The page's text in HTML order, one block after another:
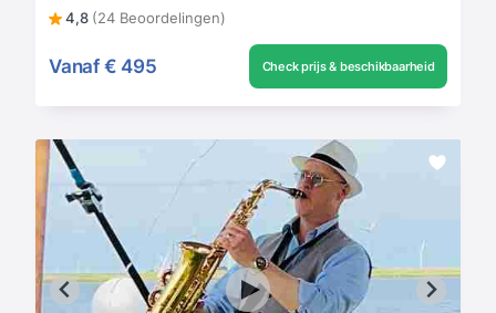
4,8 (24 Beoordelingen)
Vanaf € 495 Check prijs & beschikbaarheid